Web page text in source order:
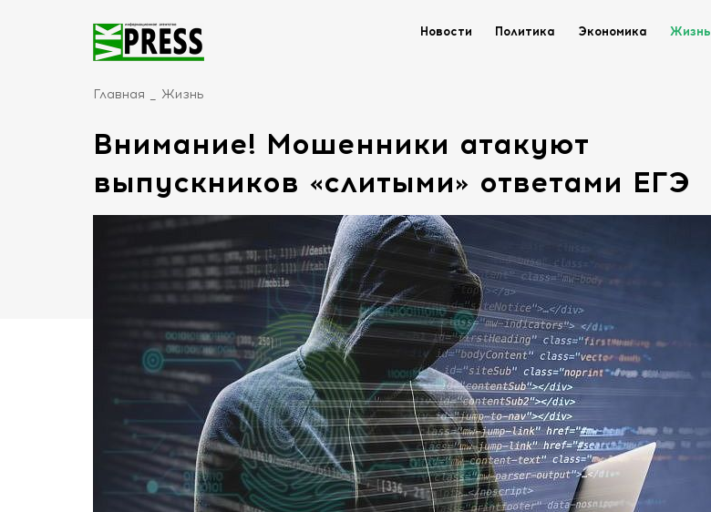
Новости Политика Экономика Жизнь
Главная Жизнь
Внимание! Мошенники атакуют
выпускников «слитыми» ответами ЕГЭ